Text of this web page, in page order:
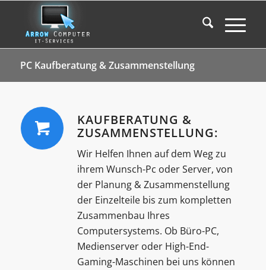
PC Kaufberatung & Zusammenstellung
KAUFBERATUNG &
ZUSAMMENSTELLUNG:
Wir Helfen Ihnen auf dem Weg zu
ihrem Wunsch-Pc oder Server, von
der Planung & Zusammenstellung
der Einzelteile bis zum kompletten
Zusammenbau Ihres
Computersystems. Ob Büro-PC,
Medienserver oder High-End-
Gaming-Maschinen bei uns können